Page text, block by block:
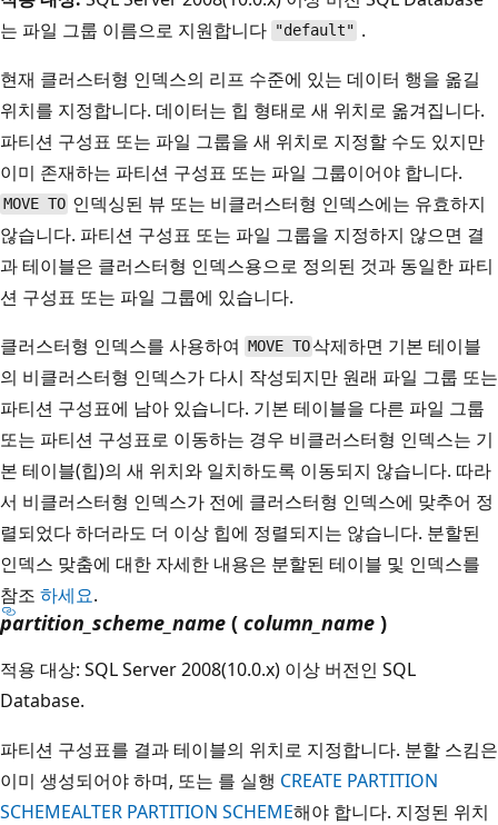
는 파일 그룹 이름으로 지원합니다 "default" .
현재 클러스터형 인덱스의 리프 수준에 있는 데이터 행을 옮길
위치를 지정합니다. 데이터는 힙 형태로 새 위치로 옮겨집니다.
파티션 구성표 또는 파일 그룹을 새 위치로 지정할 수도 있지만
이미 존재하는 파티션 구성표 또는 파일 그룹이어야 합니다.
MOVE TO 인덱싱된 뷰 또는 비클러스터형 인덱스에는 유효하지
않습니다. 파티션 구성표 또는 파일 그룹을 지정하지 않으면 결
과 테이블은 클러스터형 인덱스용으로 정의된 것과 동일한 파티
션 구성표 또는 파일 그룹에 있습니다.
클러스터형 인덱스를 사용하여 MOVE TO삭제하면 기본 테이블
의 비클러스터형 인덱스가 다시 작성되지만 원래 파일 그룹 또는
파티션 구성표에 남아 있습니다. 기본 테이블을 다른 파일 그룹
또는 파티션 구성표로 이동하는 경우 비클러스터형 인덱스는 기
본 테이블(힙)의 새 위치와 일치하도록 이동되지 않습니다. 따라
서 비클러스터형 인덱스가 전에 클러스터형 인덱스에 맞추어 정
렬되었다 하더라도 더 이상 힙에 정렬되지는 않습니다. 분할된
인덱스 맞춤에 대한 자세한 내용은 분할된 테이블 및 인덱스를
참조 하세요.
partition_scheme_name ( column_name )
적용 대상: SQL Server 2008(10.0.x) 이상 버전인 SQL
Database.
파티션 구성표를 결과 테이블의 위치로 지정합니다. 분할 스킴은
이미 생성되어야 하며, 또는 를 실행 CREATE PARTITION
SCHEMEALTER PARTITION SCHEME해야 합니다. 지정된 위치